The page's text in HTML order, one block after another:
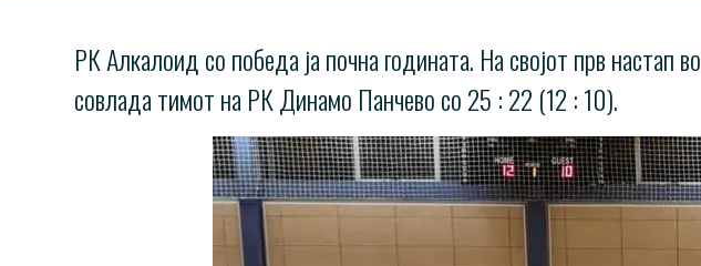
РК Алкалоид со победа ја почна годината. На својот прв настап
совлада тимот на РК Динамо Панчево со 25 : 22 (12 : 10).